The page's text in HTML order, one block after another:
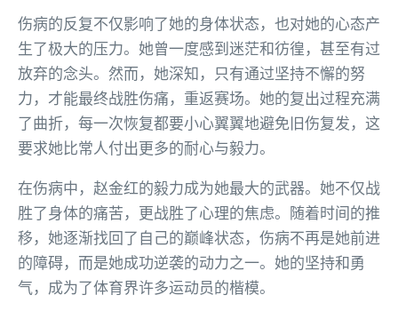
伤病的反复不仅影响了她的身体状态，也对她的心态产
生了极大的压力。她曾一度感到迷茫和彷徨，甚至有过
放弃的念头。然而，她深知，只有通过坚持不懈的努
力，才能最终战胜伤痛，重返赛场。她的复出过程充满
了曲折，每一次恢复都要小心翼翼地避免旧伤复发，这
要求她比常人付出更多的耐心与毅力。
在伤病中，赵金红的毅力成为她最大的武器。她不仅战
胜了身体的痛苦，更战胜了心理的焦虑。随着时间的推
移，她逐渐找回了自己的巅峰状态，伤病不再是她前进
的障碍，而是她成功逆袭的动力之一。她的坚持和勇
气，成为了体育界许多运动员的楷模。